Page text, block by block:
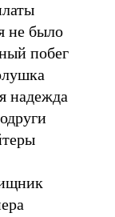
не было
побег
надежда